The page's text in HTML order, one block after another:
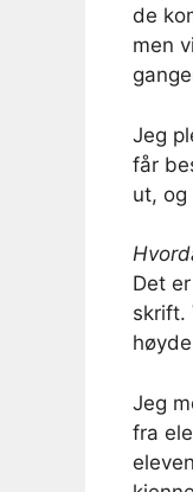
de
men
Jeg
får
ut, og
Det
skrift.
Jeg
fra